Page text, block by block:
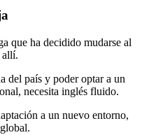
que ha decidido mudarse al
allí.
del país y poder optar a un
necesita inglés fluido.
a un nuevo entorno,